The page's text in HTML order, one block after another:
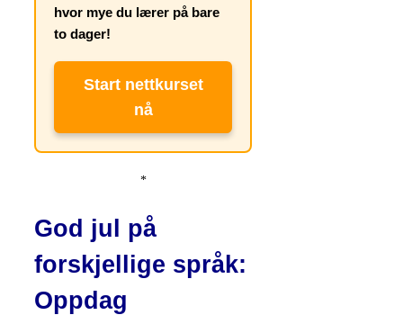
hvor mye du lærer på bare
to dager!
Start nettkurset
nå
*
God jul på
forskjellige språk:
Oppdag